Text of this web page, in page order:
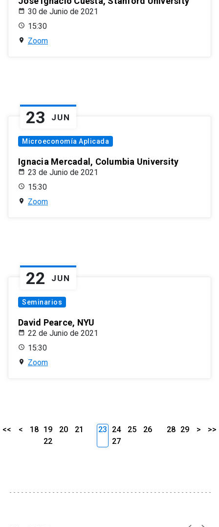
30 de Junio de 2021
15:30
Zoom
23 JUN
Microeconomía Aplicada
Ignacia Mercadal, Columbia University
23 de Junio de 2021
15:30
Zoom
22 JUN
Seminarios
David Pearce, NYU
22 de Junio de 2021
15:30
Zoom
<< < 18 19 20
21
22
23 24 25
26
27
28 29 > >>